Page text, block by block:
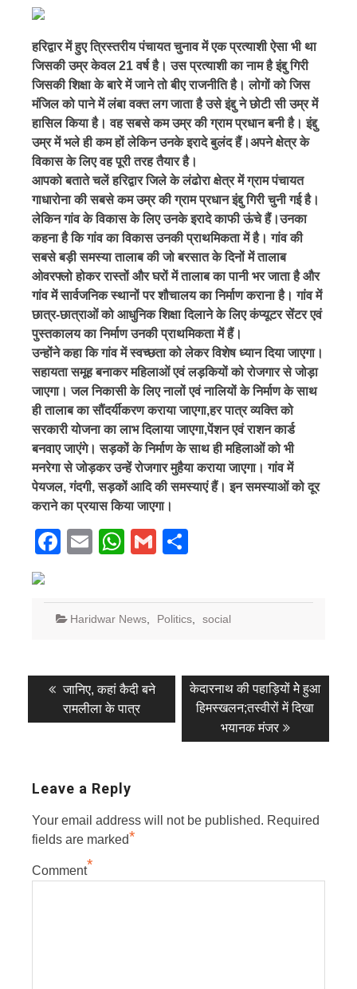
हरिद्वार में हुए त्रिस्तरीय पंचायत चुनाव में एक प्रत्याशी ऐसा भी था
जिसकी उम्र केवल 21 वर्ष है। उस प्रत्याशी का नाम है इंद्दु गिरी
जिसकी शिक्षा के बारे में जाने तो बीए राजनीति है। लोगों को जिस
मंजिल को पाने में लंबा वक्त लग जाता है उसे इंद्दु ने छोटी सी उम्र में
हासिल किया है। वह सबसे कम उम्र की ग्राम प्रधान बनी है। इंद्दु
उम्र में भले ही कम हों लेकिन उनके इरादे बुलंद हैं।अपने क्षेत्र के
विकास के लिए वह पूरी तरह तैयार है।
आपको बताते चलें हरिद्वार जिले के लंढोरा क्षेत्र में ग्राम पंचायत
गाधारोना की सबसे कम उम्र की ग्राम प्रधान इंद्दु गिरी चुनी गई है।
लेकिन गांव के विकास के लिए उनके इरादे काफी ऊंचे हैं।उनका
कहना है कि गांव का विकास उनकी प्राथमिकता में है। गांव की
सबसे बड़ी समस्या तालाब की जो बरसात के दिनों में तालाब
ओवरफ्लो होकर रास्तों और घरों में तालाब का पानी भर जाता है और
गांव में सार्वजनिक स्थानों पर शौचालय का निर्माण कराना है। गांव में
छात्र-छात्राओं को आधुनिक शिक्षा दिलाने के लिए कंप्यूटर सेंटर एवं
पुस्तकालय का निर्माण उनकी प्राथमिकता में हैं।
उन्होंने कहा कि गांव में स्वच्छता को लेकर विशेष ध्यान दिया जाएगा।
सहायता समूह बनाकर महिलाओं एवं लड़कियों को रोजगार से जोड़ा
जाएगा। जल निकासी के लिए नालों एवं नालियों के निर्माण के साथ
ही तालाब का सौंदर्यीकरण कराया जाएगा,हर पात्र व्यक्ति को
सरकारी योजना का लाभ दिलाया जाएगा,पेंशन एवं राशन कार्ड
बनवाए जाएंगे। सड़कों के निर्माण के साथ ही महिलाओं को भी
मनरेगा से जोड़कर उन्हें रोजगार मुहैया कराया जाएगा। गांव में
पेयजल, गंदगी, सड़कों आदि की समस्याएं हैं। इन समस्याओं को दूर
कराने का प्रयास किया जाएगा।
Facebook
EmailWhatsApp
Gmail
Haridwar News Politics social
Post
navigation
Previous
post:
जानिए, कहां कैदी बने
रामलीला के पात्र
Next
post:
केदारनाथ की पहाड़ियों मेे हुआ
हिमस्खलन;तस्वीरों में दिखा
भयानक मंजर
Leave a Reply
Your email address will not be published. Required
fields are marked*
Comment*